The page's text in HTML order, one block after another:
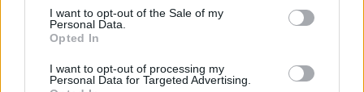
I want to opt-out of the Sale of my
Personal Data.
Opted In
I want to opt-out of processing my
Personal Data for Targeted Advertising.